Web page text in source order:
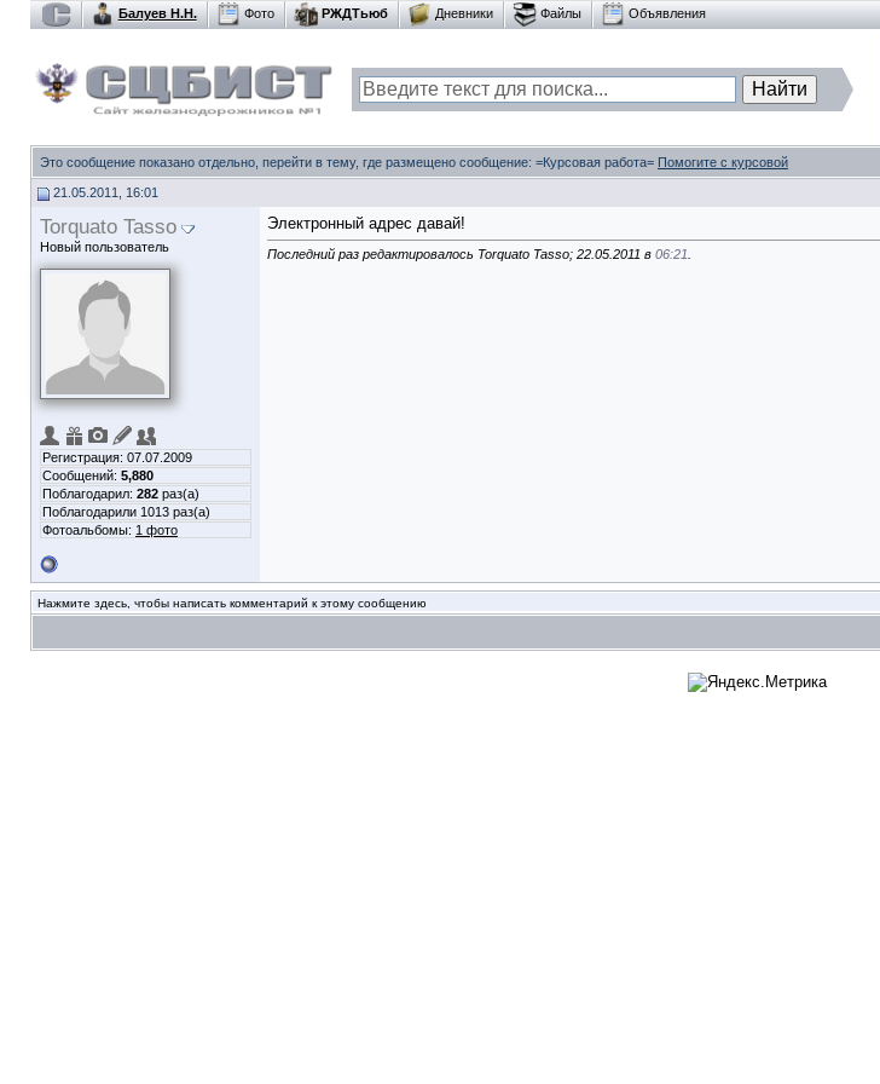
Балуев Н.Н. Фото РЖДТьюб Дневники Файлы Объявления
Это сообщение показано отдельно, перейти в тему, где размещено сообщение: =Курсовая работа= Помогите с курсовой
21.05.2011, 16:01
Torquato Tasso
Новый пользователь
Регистрация: 07.07.2009
Сообщений: 5,880
Поблагодарил: 282 раз(а)
Поблагодарили 1013 раз(а)
Фотоальбомы: 1 фото
Электронный адрес давай!
Последний раз редактировалось Torquato Tasso; 22.05.2011 в 06:21
Нажмите здесь, чтобы написать комментарий к этому сообщению